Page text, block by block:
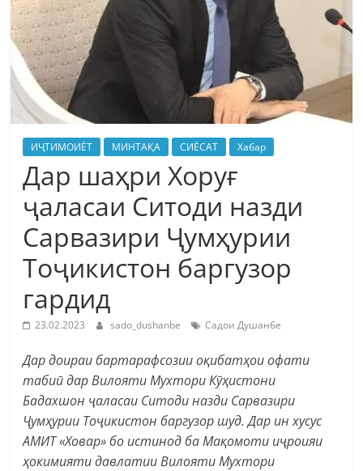
ИҶТИМОИЁТ МИНТАҚА СИЁСАТ Хабар
Дар шаҳри Хоруғ
ҷаласаи Ситоди назди
Сарвазири Ҷумҳурии
Тоҷикистон баргузор
гардид
23.02.2023 sado_dushanbe Садои Душанбе
Дар доираи бартарафсозии оқибатҳои офати
табиӣ дар Вилояти Мухтори Кӯҳистони
Бадахшон ҷаласаи Ситоди назди Сарвазири
Ҷумҳурии Тоҷикистон баргузор шуд. Дар ин хусус
АМИТ «Ховар» бо истинод ба Мақомоти иҷроияи
ҳокимияти давлатии Вилояти Мухтори